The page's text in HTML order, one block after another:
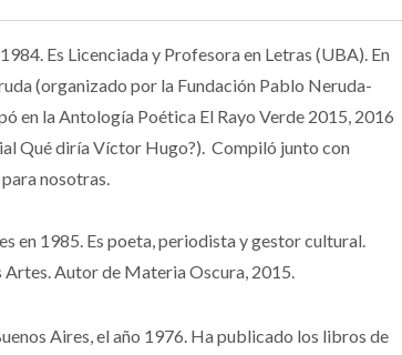
Es Licenciada y Profesora en Letras (UBA). En
(organizado por la Fundación Pablo Neruda-
en la Antología Poética El Rayo Verde 2015, 2016
Qué diría Víctor Hugo?). Compiló junto con
nosotras.
en 1985. Es poeta, periodista y gestor cultural.
Artes. Autor de Materia Oscura, 2015.
Aires, el año 1976. Ha publicado los libros de